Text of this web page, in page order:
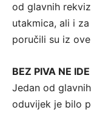
od glavnih
utakmica, ali i
poručili su iz
BEZ PIVA NE IDE
Jedan od
oduvijek je bilo